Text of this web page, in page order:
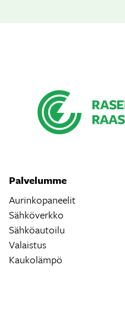
Palvelumme
Aurinkopaneelit
Sähköverkko
Sähköautoilu
Valaistus
Kaukolämpö